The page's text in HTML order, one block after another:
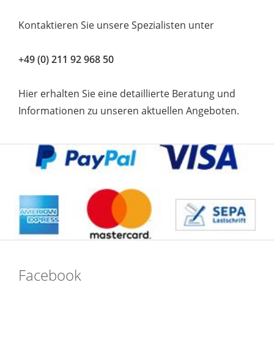
Kontaktieren Sie unsere Spezialisten unter
+49 (0) 211 92 968 50
Hier erhalten Sie eine detaillierte Beratung und
Informationen zu unseren aktuellen Angeboten.
Facebook